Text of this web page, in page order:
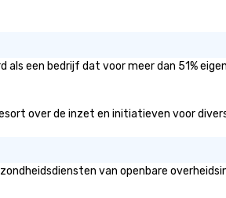
een bedrijf dat voor meer dan 51%
over de inzet en initiatieven voor
van openbare